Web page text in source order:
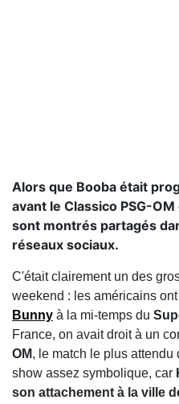
Alors que Booba était
avant le Classico PSG-
sont montrés partagés
réseaux sociaux.
C'était clairement un des
weekend : les américains
Bunny à la mi-temps du
France, on avait droit à un
OM, le match le plus
show assez symbolique, car
son attachement à la ville